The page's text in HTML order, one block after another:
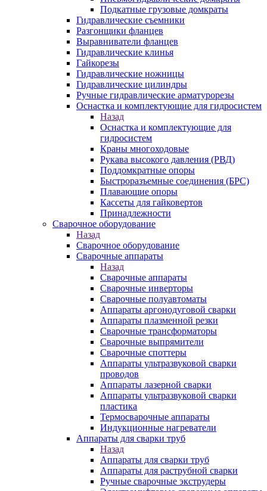
Подкатные грузовые домкраты
Гидравлические съемники
Разгонщики фланцев
Выравниватели фланцев
Гидравлические клинья
Гайкорезы
Гидравлические ножницы
Гидравлические цилиндры
Ручные гидравлические арматурорезы
Оснастка и комплектующие для гидросистем
Назад
Оснастка и комплектующие для
гидросистем
Краны многоходовые
Рукава высокого давления (РВД)
Поддомкратные опоры
Быстроразъемные соединения (БРС)
Плавающие опоры
Кассеты для гайковертов
Принадлежности
Сварочное оборудование
Назад
Сварочное оборудование
Сварочные аппараты
Назад
Сварочные аппараты
Сварочные инверторы
Сварочные полуавтоматы
Аппараты аргонодуговой сварки
Аппараты плазменной резки
Сварочные трансформаторы
Сварочные выпрямители
Сварочные споттеры
Аппараты ультразвуковой сварки
проводов
Аппараты лазерной сварки
Аппараты ультразвуковой сварки
пластика
Термосварочные аппараты
Индукционные нагреватели
Аппараты для сварки труб
Назад
Аппараты для сварки труб
Аппараты для раструбной сварки
Ручные сварочные экструдеры